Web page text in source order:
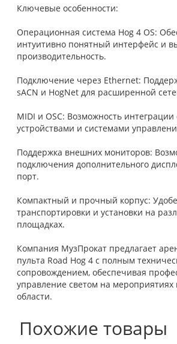
Ключевые особенности:
Операционная система Hog 4 OS:
интуитивно понятный интерфейс и
производительность.
Подключение через Ethernet:
sACN и HogNet для расширенной
MIDI и OSC: Возможность
устройствами и системами
Поддержка внешних мониторов:
подключения дополнительного
порт.
Компактный и прочный корпус:
транспортировки и установки на
площадках.
Компания МузПрокат предлагает
пульта Road Hog 4 с полным
сопровождением, обеспечивая
управление светом на мероприятиях
области.
Похожие товары